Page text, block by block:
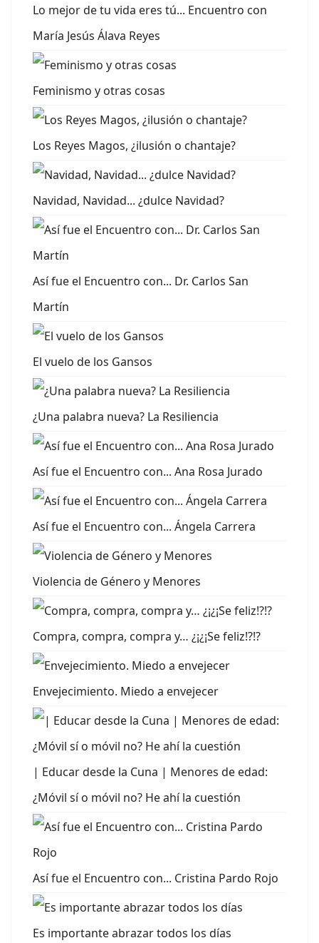
Lo mejor de tu vida eres tú... Encuentro con
María Jesús Álava Reyes
Feminismo y otras cosas
Los Reyes Magos, ¿ilusión o chantaje?
Navidad, Navidad... ¿dulce Navidad?
Así fue el Encuentro con... Dr. Carlos San
Martín
El vuelo de los Gansos
¿Una palabra nueva? La Resiliencia
Así fue el Encuentro con... Ana Rosa Jurado
Así fue el Encuentro con... Ángela Carrera
Violencia de Género y Menores
Compra, compra, compra y… ¿¡¿¡Se feliz!?!?
Envejecimiento. Miedo a envejecer
| Educar desde la Cuna | Menores de edad:
¿Móvil sí o móvil no? He ahí la cuestión
Así fue el Encuentro con... Cristina Pardo Rojo
Es importante abrazar todos los días